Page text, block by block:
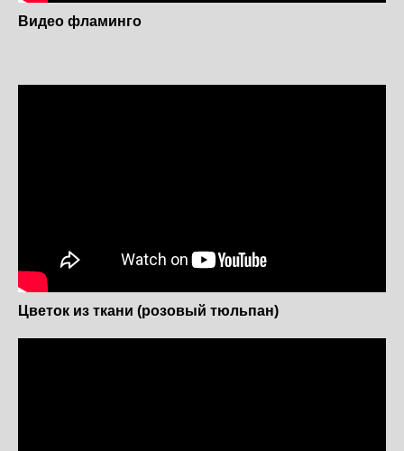
Видео фламинго
Цветок из ткани (розовый тюльпан)